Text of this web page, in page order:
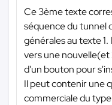
Ce 3ème texte
séquence du tunnel
générales au texte
vers une
d'un bouton pour
Il peut contenir une
commerciale du